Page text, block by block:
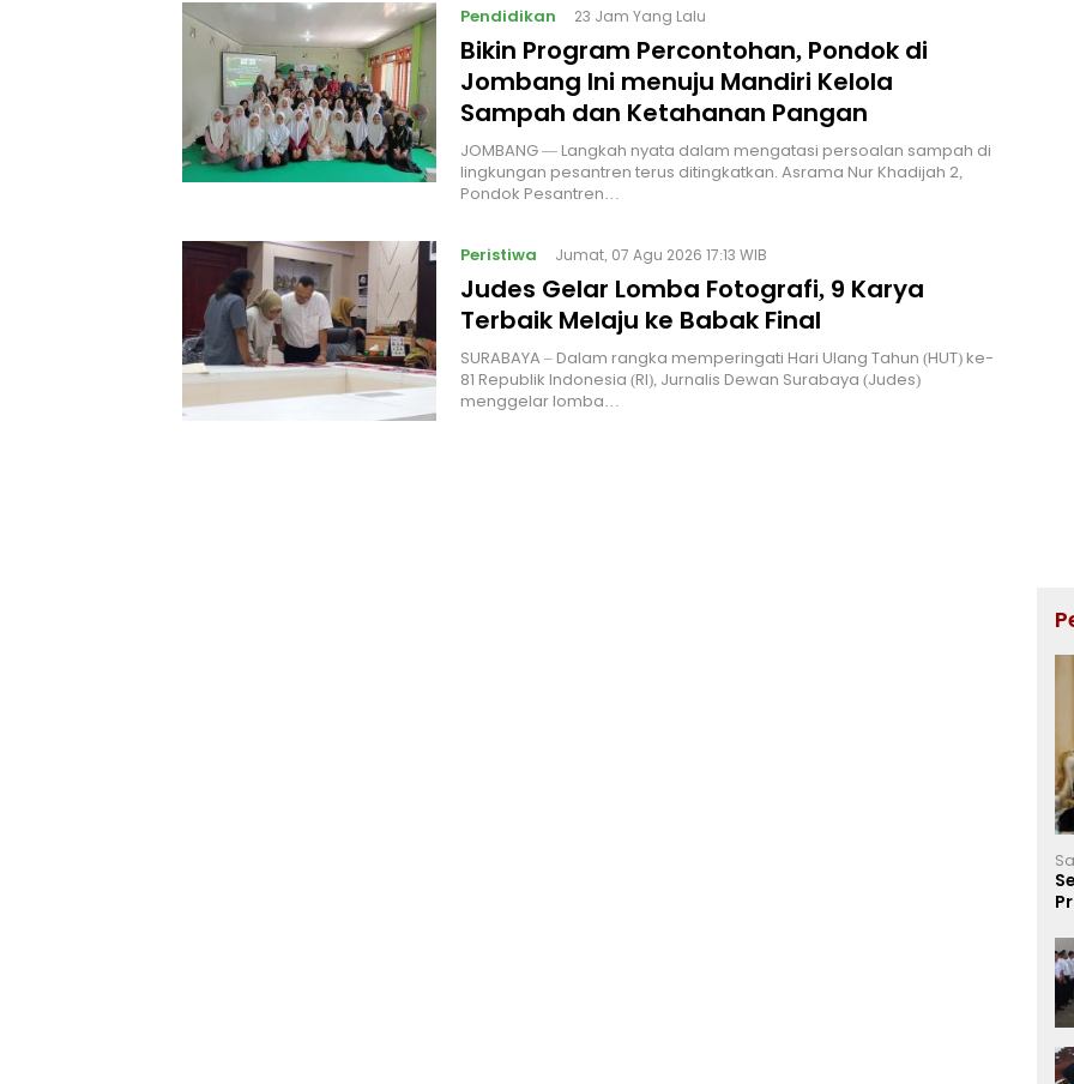
Pendidikan 23 Jam Yang Lalu
Bikin Program Percontohan, Pondok di
Jombang Ini menuju Mandiri Kelola
Sampah dan Ketahanan Pangan
JOMBANG — Langkah nyata dalam mengatasi persoalan sampah di
lingkungan pesantren terus ditingkatkan. Asrama Nur Khadijah 2,
Pondok Pesantren…
Peristiwa Jumat, 07 Agu 2026 17:13 WIB
Judes Gelar Lomba Fotografi, 9 Karya
Terbaik Melaju ke Babak Final
‎SURABAYA – Dalam rangka memperingati Hari Ulang Tahun (HUT) ke-
81 Republik Indonesia (RI), Jurnalis Dewan Surabaya (Judes)
menggelar lomba…